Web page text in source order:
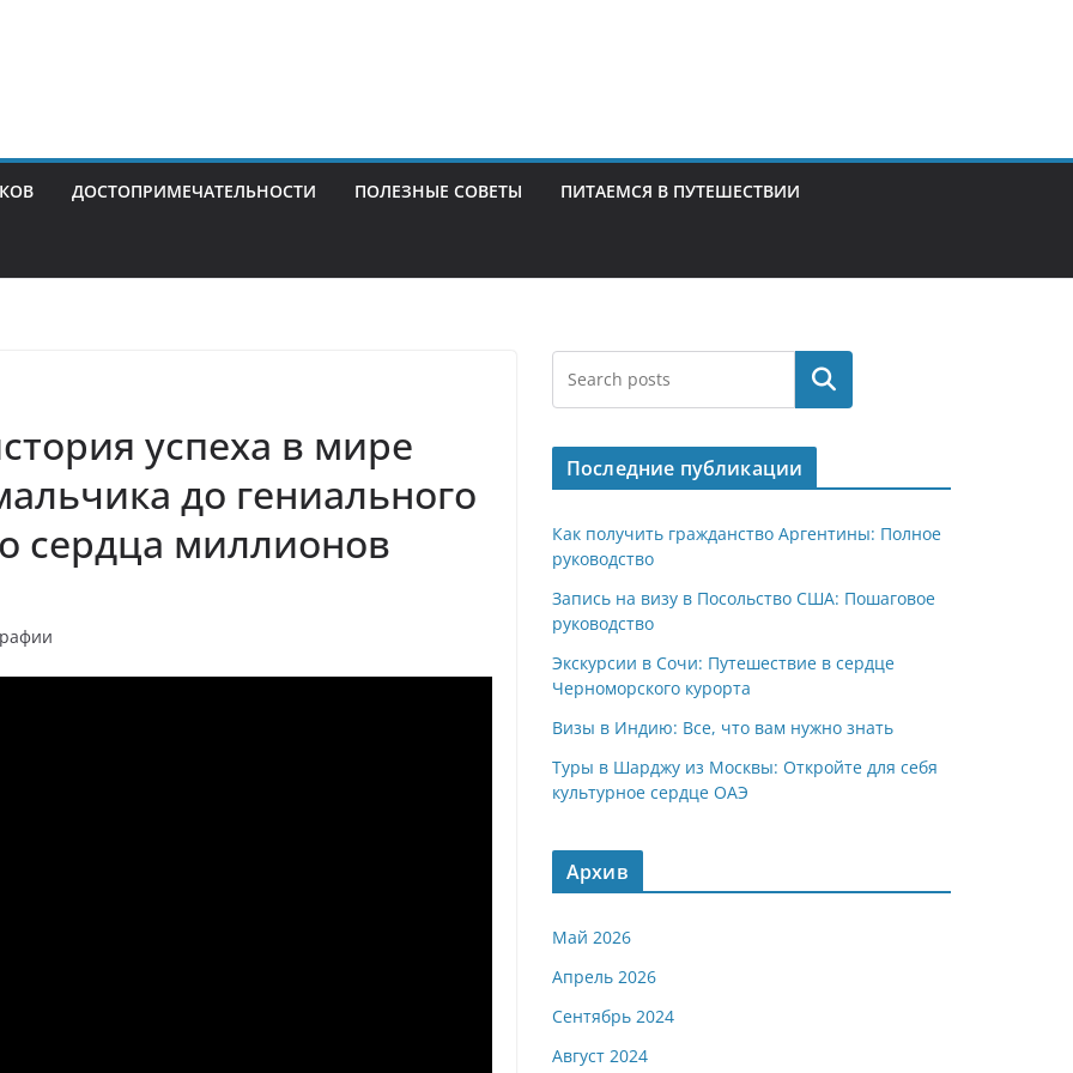
ДОСТОПРИМЕЧАТЕЛЬНОСТИ ПОЛЕЗНЫЕ СОВЕТЫ ПИТАЕМСЯ В ПУТЕШЕСТВИИ
успеха в мире
до гениального
сердца миллионов
Поиск
Последние публикации
Как получить гражданство Аргентины: Полное
руководство
Запись на визу в Посольство США: Пошаговое
руководство
Экскурсии в Сочи: Путешествие в сердце
Черноморского курорта
Визы в Индию: Все, что вам нужно знать
Туры в Шарджу из Москвы: Откройте для себя
культурное сердце ОАЭ
Архив
Май 2026
Апрель 2026
Сентябрь 2024
Август 2024